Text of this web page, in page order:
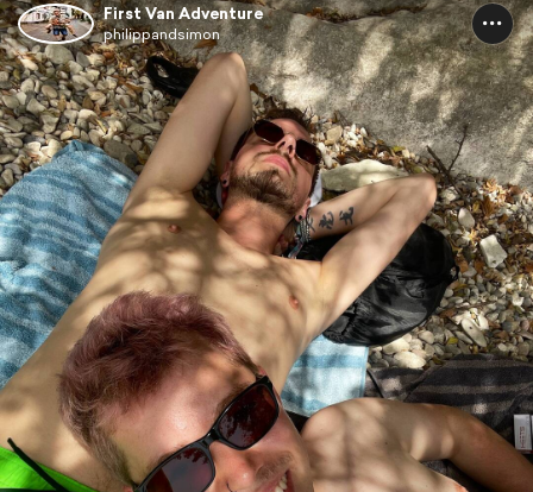
First Van Adventure
philippandsimon